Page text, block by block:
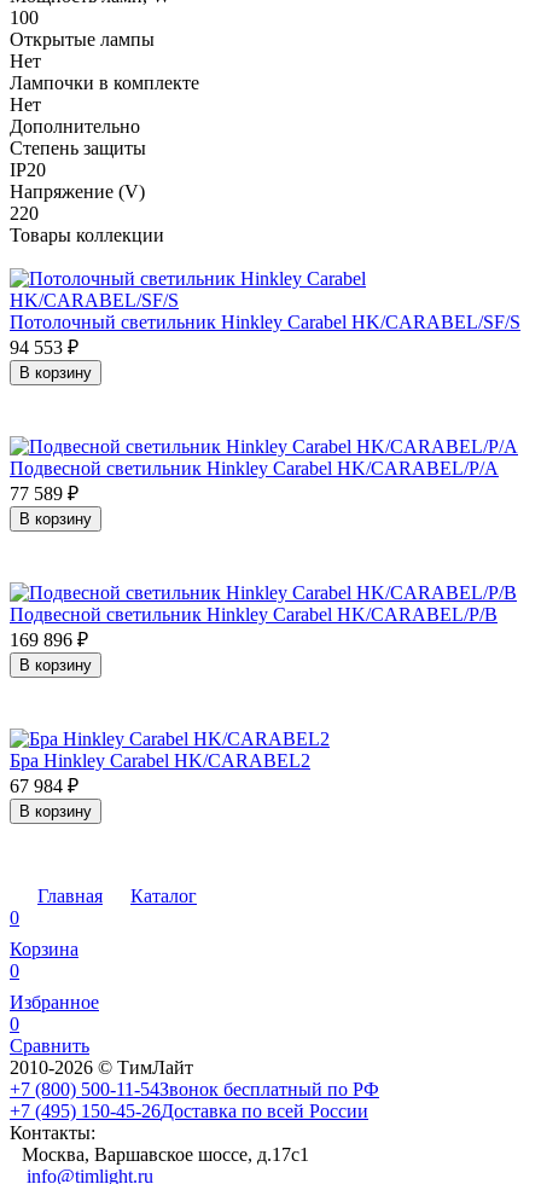
100
Открытые лампы
Нет
Лампочки в комплекте
Нет
Дополнительно
Степень защиты
IP20
Напряжение (V)
220
Товары коллекции
Потолочный светильник Hinkley Carabel HK/CARABEL/SF/S
94 553 ₽
В корзину
Подвесной светильник Hinkley Carabel HK/CARABEL/P/A
77 589 ₽
В корзину
Подвесной светильник Hinkley Carabel HK/CARABEL/P/B
169 896 ₽
В корзину
Бра Hinkley Carabel HK/CARABEL2
67 984 ₽
В корзину
Главная
Каталог
0
Корзина
0
Избранное
0
Сравнить
2010-2026 © ТимЛайт
+7 (800) 500-11-54Звонок бесплатный по РФ
+7 (495) 150-45-26Доставка по всей России
Контакты:
Москва, Варшавское шоссе, д.17c1
info@timlight.ru